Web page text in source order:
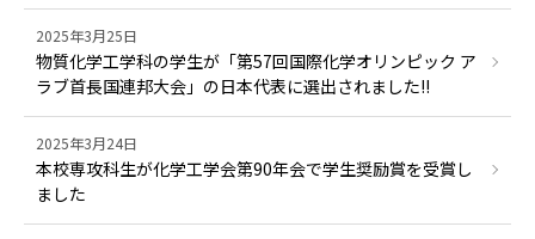
2025年3月25日
物質化学工学科の学生が「第57回国際化学オリンピック ア
ラブ首長国連邦大会」の日本代表に選出されました!!
2025年3月24日
本校専攻科生が化学工学会第90年会で学生奨励賞を受賞し
ました